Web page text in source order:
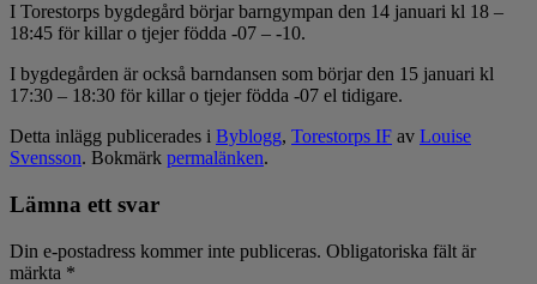
I Torestorps bygdegård börjar barngympan den 14 januari kl 18 –
18:45 för killar o tjejer födda -07 – -10.
I bygdegården är också barndansen som börjar den 15 januari kl
17:30 – 18:30 för killar o tjejer födda -07 el tidigare.
Detta inlägg publicerades i Byblogg, Torestorps IF av Louise
Svensson. Bokmärk permalänken.
Lämna ett svar
Din e-postadress kommer inte publiceras. Obligatoriska fält är
märkta *